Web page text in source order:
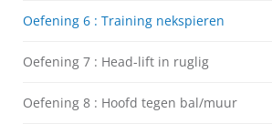
Oefening 6 : Training nekspieren
Oefening 7 : Head-lift in ruglig
Oefening 8 : Hoofd tegen bal/muur